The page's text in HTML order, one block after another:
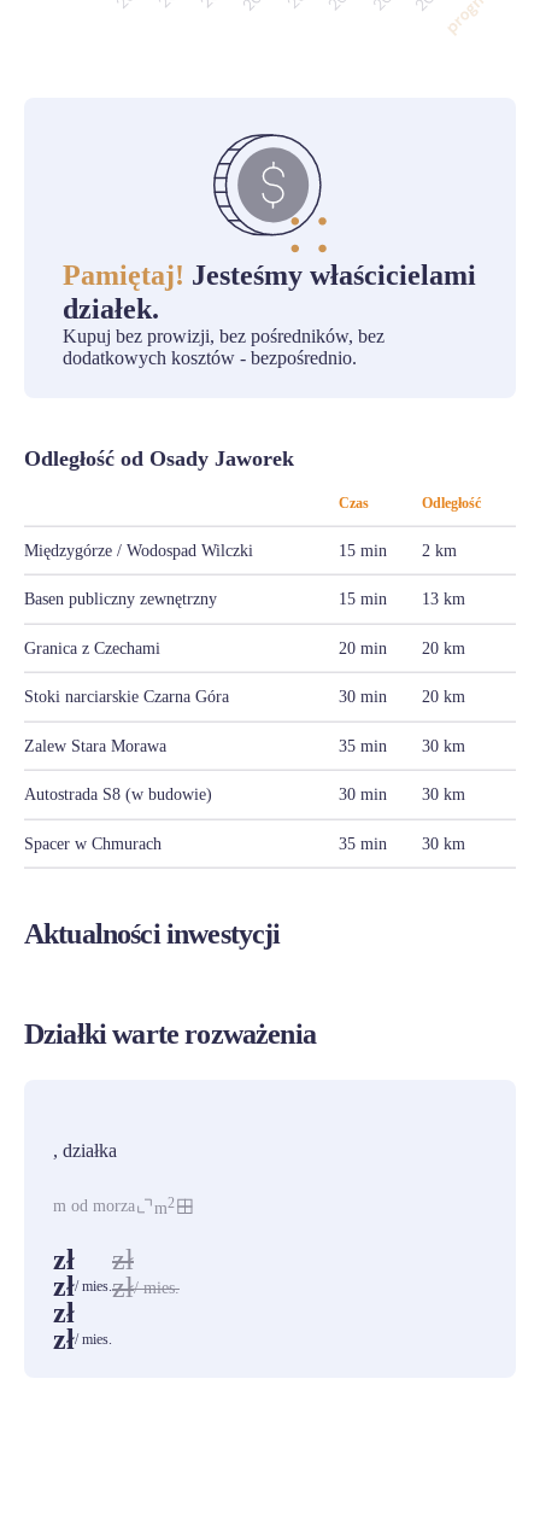
Pamiętaj! Jesteśmy właścicielami
działek.
Kupuj bez prowizji, bez pośredników, bez
dodatkowych kosztów - bezpośrednio.
Odległość od Osady Jaworek
Czas Odległość
Międzygórze / Wodospad Wilczki 15 min 2 km
Basen publiczny zewnętrzny 15 min 13 km
Granica z Czechami 20 min 20 km
Stoki narciarskie Czarna Góra 30 min 20 km
Zalew Stara Morawa 35 min 30 km
Autostrada S8 (w budowie) 30 min 30 km
Spacer w Chmurach 35 min 30 km
Aktualności inwestycji
Działki warte rozważenia
, działka
m od morza m2
zł
zł/ mies.
zł
zł/ mies.
zł
zł/ mies.